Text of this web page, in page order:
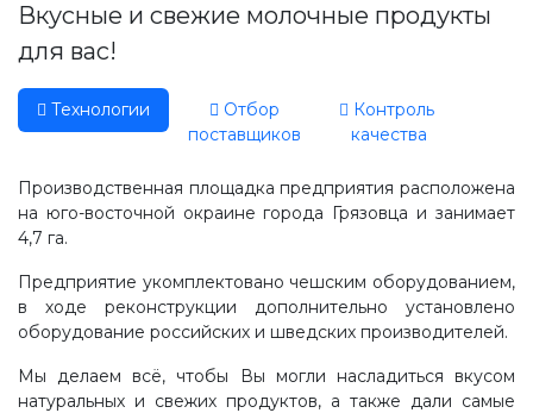
Вкусные и свежие молочные продукты
для вас!
Технологии
Отбор
поставщиков
Контроль
качества
Производственная площадка предприятия расположена
на юго-восточной окраине города Грязовца и занимает
4,7 га.
Предприятие укомплектовано чешским оборудованием,
в ходе реконструкции дополнительно установлено
оборудование российских и шведских производителей.
Мы делаем всё, чтобы Вы могли насладиться вкусом
натуральных и свежих продуктов, а также дали самые